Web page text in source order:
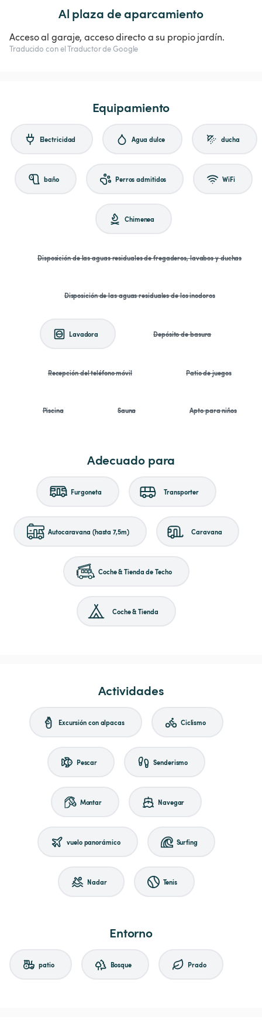
Al plaza de aparcamiento
Acceso al garaje, acceso directo a su propio jardín.
Traducido con el Traductor de Google
Equipamiento
Electricidad Agua dulce ducha
baño Perros admitidos WiFi
Chimenea
Disposición de las aguas residuales de fregaderos, lavabos y duchas
Disposición de las aguas residuales de los inodoros
Lavadora Depósito de basura
Recepción del teléfono móvil Patio de juegos
Piscina Sauna Apto para niños
Adecuado para
Furgoneta Transporter
Autocaravana (hasta 7,5m) Caravana
Coche & Tienda de Techo
Coche & Tienda
Actividades
Excursión con alpacas Ciclismo
Pescar Senderismo
Montar Navegar
vuelo panorámico Surfing
Nadar Tenis
Entorno
patio Bosque Prado